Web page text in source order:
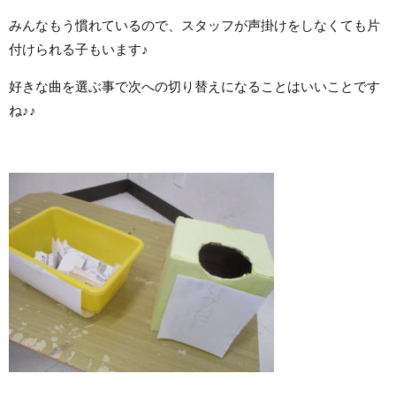
みんなもう慣れているので、スタッフが声掛けをしなくても片
付けられる子もいます♪
好きな曲を選ぶ事で次への切り替えになることはいいことです
ね♪♪